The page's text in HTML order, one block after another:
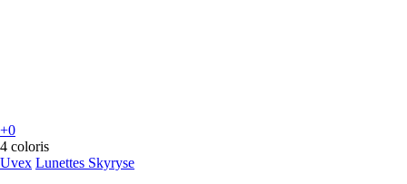
+0
4 coloris
Uvex Lunettes Skyryse